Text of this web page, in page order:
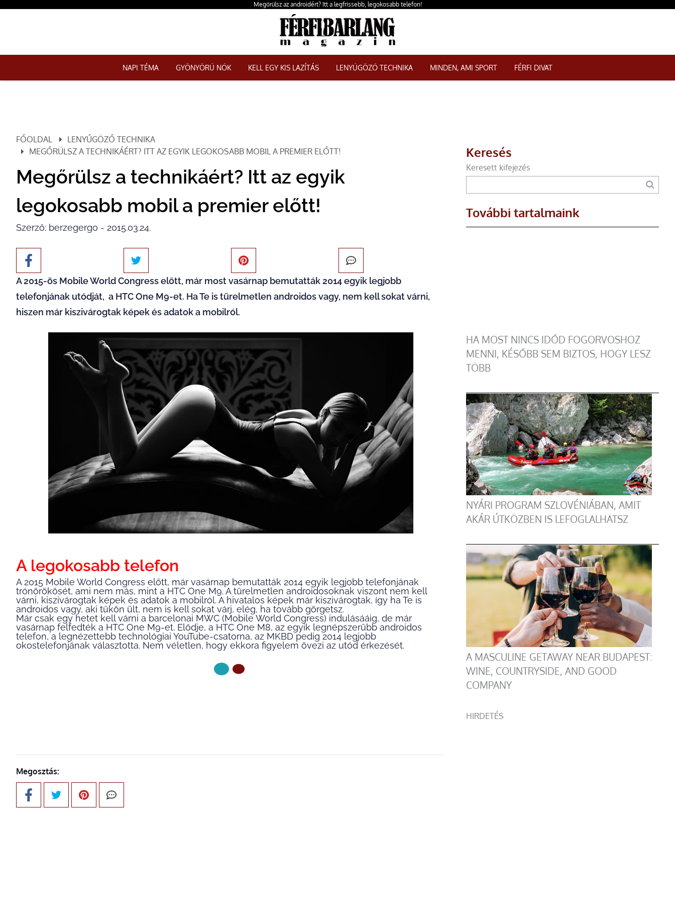
Megőrülsz az androidért? Itt a legfrissebb, legokosabb telefon!
NAPI TÉMA GYÖNYÖRŰ NŐK KELL EGY KIS LAZÍTÁS LENYŰGÖZŐ TECHNIKA MINDEN, AMI SPORT FÉRFI DIVAT
FŐOLDAL
LENYŰGÖZŐ TECHNIKA
MEGŐRÜLSZ A TECHNIKÁÉRT? ITT AZ EGYIK LEGOKOSABB MOBIL A PREMIER ELŐTT!
Megőrülsz a technikáért? Itt az egyik
legokosabb mobil a premier előtt!
Szerző: berzegergo - 2015.03.24.
A 2015-ös Mobile World Congress előtt, már most vasárnap bemutatták 2014 egyik legjobb
telefonjának utódját, a HTC One M9-et. Ha Te is türelmetlen androidos vagy, nem kell sokat várni,
hiszen már kiszivárogtak képek és adatok a mobilról.
A legokosabb telefon
A 2015 Mobile World Congress előtt, már vasárnap bemutatták 2014 egyik legjobb telefonjának
trónörökösét, ami nem más, mint a HTC One M9. A türelmetlen androidosoknak viszont nem kell
várni, kiszivárogtak képek és adatok a mobilról. A hivatalos képek már kiszivárogtak, így ha Te is
androidos vagy, aki tűkön ült, nem is kell sokat várj, elég, ha tovább görgetsz.
Már csak egy hetet kell várni a barcelonai MWC (Mobile World Congress) indulásááig, de már
vasárnap felfedték a HTC One M9-et. Elődje, a HTC One M8, az egyik legnépszerűbb androidos
telefon, a legnézettebb technológiai YouTube-csatorna, az MKBD pedig 2014 legjobb
okostelefonjának választotta. Nem véletlen, hogy ekkora figyelem övezi az utód érkezését.
Megosztás:
Keresés
Keresett kifejezés
További tartalmaink
HA MOST NINCS IDŐD FOGORVOSHOZ
MENNI, KÉSŐBB SEM BIZTOS, HOGY LESZ
TÖBB
NYÁRI PROGRAM SZLOVÉNIÁBAN, AMIT
AKÁR ÚTKÖZBEN IS LEFOGLALHATSZ
A MASCULINE GETAWAY NEAR BUDAPEST:
WINE, COUNTRYSIDE, AND GOOD
COMPANY
HIRDETÉS